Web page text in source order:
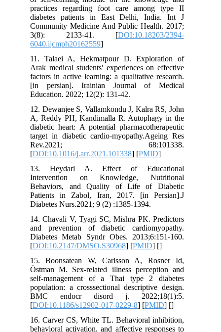
practices regarding foot care
diabetes patients in East Delhi,
Community Medicine And Public
3(8): 2133-41. [
6040.ijcmph20162559
11. Talaei A, Hekmatpour D.
Arak medical students' experiences on
factors in active learning: a qualitative
[in persian]. Irainian Journal of
Education. 2022; 12(2): 131-42.
12. Dewanjee S, Vallamkondu J, Kalra
A, Reddy PH, Kandimalla R.
diabetic heart: A potential
target in diabetic cardio-
Rev.2021;
[DOI:10.1016/j.arr.2021.101338
13. Heydari A. Effect of
Intervention on Knowledge,
Behaviors, and Quality of Life of
Patients in Zabol, Iran, 2017. [in
Diabetes Nurs.2021; 9 (2) :1385-1394.
14. Chavali V, Tyagi SC, Mishra PK.
and prevention of diabetic
Diabetes Metab Syndr Obes.
[DOI:10.2147/DMSO.S30968
15. Boonsatean W, Carlsson A,
Östman M. Sex-related illness
self-management of a Thai type 2
population: a crosssectional
BMC endocr disord j.
[DOI:10.1186/s12902-017-0229-8
16. Carver CS, White TL. Behavioral
behavioral activation, and affective